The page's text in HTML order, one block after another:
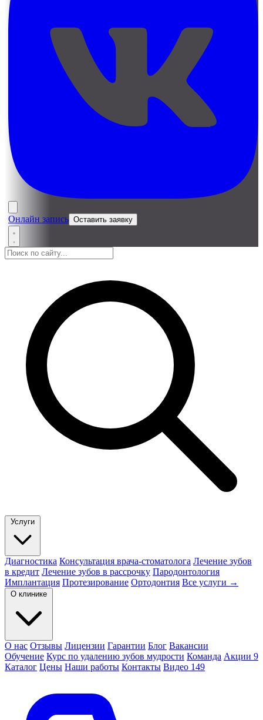
Онлайн запись Оставить заявку
Услуги
Диагностика Консультация врача-стоматолога Лечение зубов
в кредит Лечение зубов в рассрочку Пародонтология
Имплантация Протезирование Ортодонтия Все услуги →
О клинике
О нас Отзывы Лицензии Гарантии Блог Вакансии
Обучение Курс по удалению зубов мудрости Команда Акции 9
Каталог Цены Наши работы Контакты Видео 149